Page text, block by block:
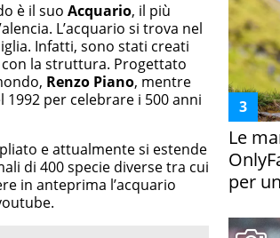
è il suo Acquario, il più
L’acquario si trova nel
Infatti, sono stati creati
la struttura. Progettato
Renzo Piano, mentre
per celebrare i 500 anni
e attualmente si estende
di 400 specie diverse tra cui
in anteprima l’acquario
Le
per